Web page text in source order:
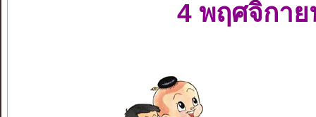
4 พฤศจิกาย